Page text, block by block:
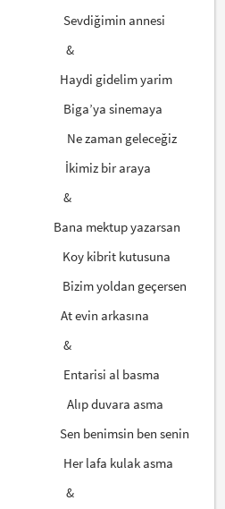
Sevdiğimin annesi
gidelim yarim
Biga’ya sinemaya
Ne zaman geleceğiz
İkimiz bir araya
mektup yazarsan
Koy kibrit kutusuna
Bizim yoldan geçersen
At evin arkasına
Entarisi al basma
Alıp duvara asma
Sen benimsin ben senin
Her lafa kulak asma